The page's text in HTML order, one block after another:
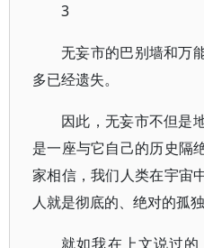
3
无妄市的巴别墙和万
多已经遗失。
因此，无妄市不但是
是一座与它自己的历史隔
家相信，我们人类在宇宙
人就是彻底的、绝对的孤独
就如我在上文说过